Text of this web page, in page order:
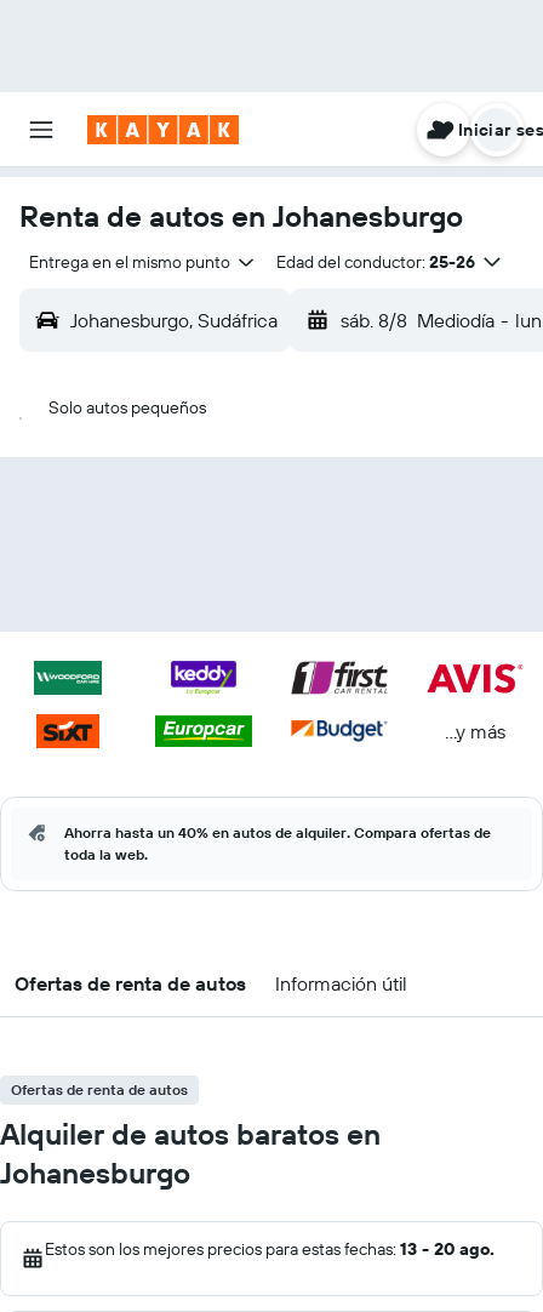
Iniciar
Renta de autos en Johanesburgo
Entrega en el mismo punto Edad del conductor: 25-26
Johanesburgo, Sudáfrica sáb. 8/8 Mediodía -
Solo autos pequeños
...y más
Ahorra hasta un 40% en autos de alquiler. Compara ofertas de
toda la web.
Ofertas de renta de autos Información útil
Ofertas de renta de autos
Alquiler de autos baratos en
Johanesburgo
Estos son los mejores precios para estas fechas: 13 - 20 ago.